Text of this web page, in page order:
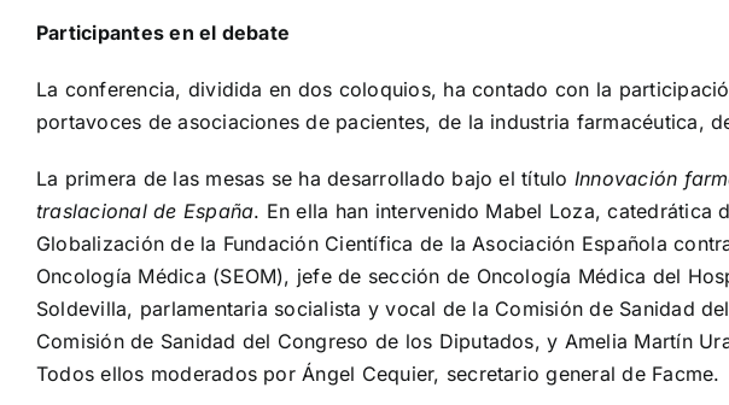
Participantes en el debate
La conferencia, dividida en dos coloquios, ha contado con la
portavoces de asociaciones de pacientes, de la industria farmacéutica,
La primera de las mesas se ha desarrollado bajo el título Innovación
traslacional de España. En ella han intervenido Mabel Loza, catedrática
Globalización de la Fundación Científica de la Asociación Española
Oncología Médica (SEOM), jefe de sección de Oncología Médica del
Soldevilla, parlamentaria socialista y vocal de la Comisión de Sanidad
Comisión de Sanidad del Congreso de los Diputados, y Amelia Martín
Todos ellos moderados por Ángel Cequier, secretario general de Facme.